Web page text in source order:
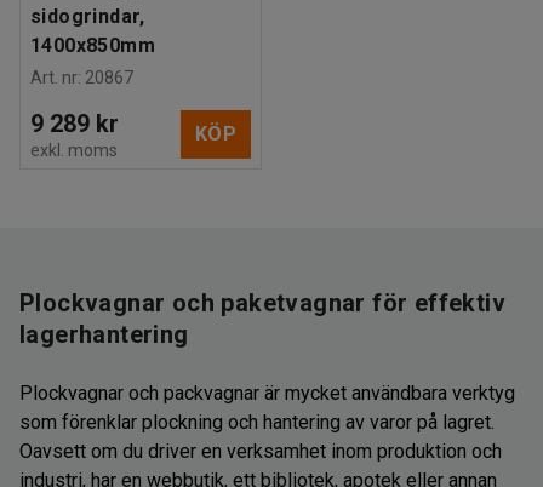
sidogrindar,
1400x850mm
Art. nr: 20867
9 289 kr
exkl. moms
KÖP
Plockvagnar och paketvagnar för effektiv
lagerhantering
Plockvagnar och packvagnar är mycket användbara verktyg
som förenklar plockning och hantering av varor på lagret.
Oavsett om du driver en verksamhet inom produktion och
industri, har en webbutik, ett bibliotek, apotek eller annan